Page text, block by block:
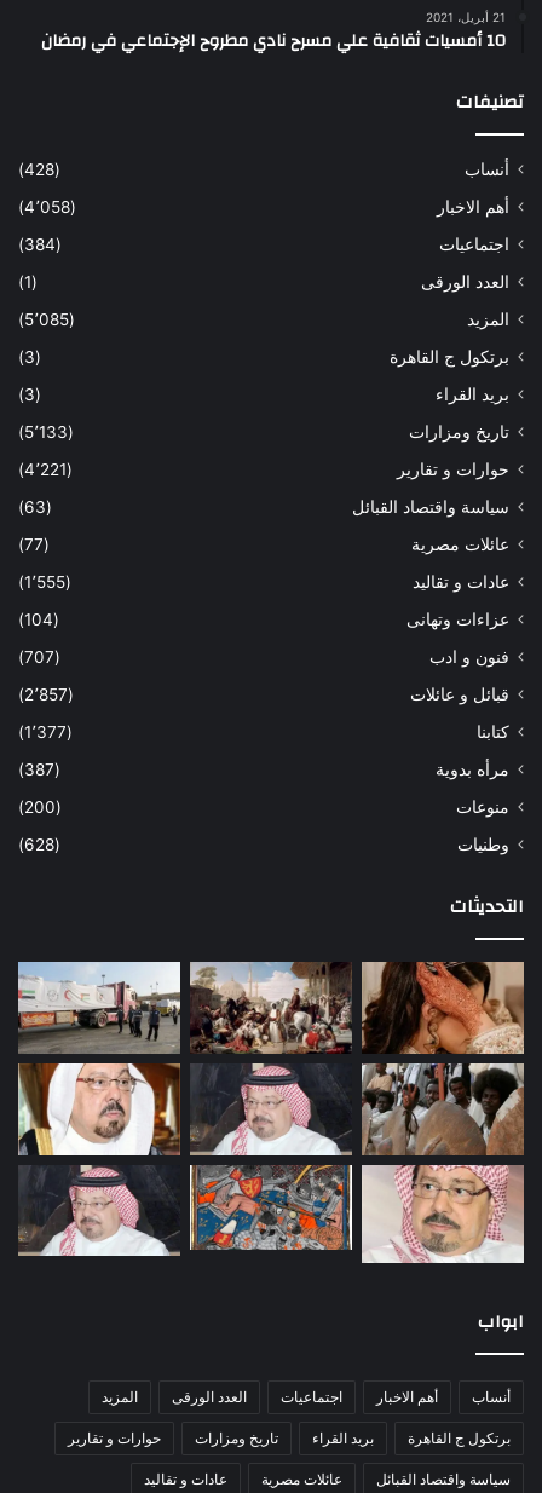
21 أبريل، 2021
10 أمسيات ثقافية علي مسرح نادي مطروح الإجتماعي في رمضان
تصنيفات
أنساب
(428)
أهم الاخبار
(4٬058)
اجتماعيات
(384)
العدد الورقى
(1)
المزيد
(5٬085)
برتكول ج القاهرة
(3)
بريد القراء
(3)
تاريخ ومزارات
(5٬133)
حوارات و تقارير
(4٬221)
سياسة واقتصاد القبائل
(63)
عائلات مصرية
(77)
عادات و تقاليد
(1٬555)
عزاءات وتهانى
(104)
فنون و ادب
(707)
قبائل و عائلات
(2٬857)
كتابنا
(1٬377)
مرأه بدوية
(387)
منوعات
(200)
وطنيات
(628)
التحديثات
ابواب
أنساب أهم الاخبار اجتماعيات العدد الورقى المزيد
برتكول ج القاهرة بريد القراء تاريخ ومزارات حوارات و تقارير
سياسة واقتصاد القبائل عائلات مصرية عادات و تقاليد